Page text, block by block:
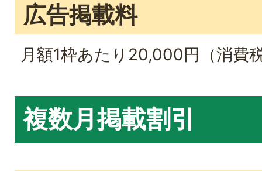
広告掲載料
月額1枠あたり20,000円（消費
複数月掲載割引